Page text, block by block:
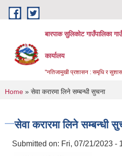
Skip to main content
बारपाक सुलिकोट गाउँपालिका
कार्यालय
"नतिजामुखी प्रशासन : समृधि र
You are here
Home » सेवा करारमा लिने सम्बन्धी सुचना
सेवा करारमा लिने सम्बन्धी
Submitted on: Fri, 07/21/2023 -